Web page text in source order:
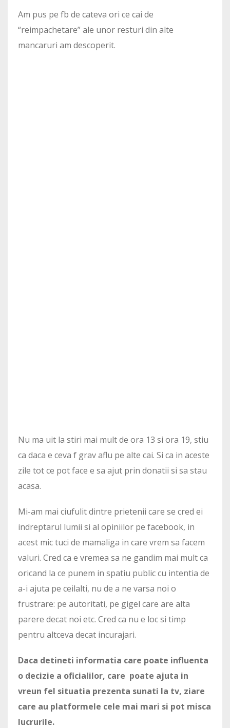
Am pus pe fb de cateva ori ce cai de
“reimpachetare” ale unor resturi din alte
mancaruri am descoperit.
Nu ma uit la stiri mai mult de ora 13 si ora 19, stiu
ca daca e ceva f grav aflu pe alte cai. Si ca in aceste
zile tot ce pot face e sa ajut prin donatii si sa stau
acasa.
Mi-am mai ciufulit dintre prietenii care se cred ei
indreptarul lumii si al opiniilor pe facebook, in
acest mic tuci de mamaliga in care vrem sa facem
valuri. Cred ca e vremea sa ne gandim mai mult ca
oricand la ce punem in spatiu public cu intentia de
a-i ajuta pe ceilalti, nu de a ne varsa noi o
frustrare: pe autoritati, pe gigel care are alta
parere decat noi etc. Cred ca nu e loc si timp
pentru altceva decat incurajari.
Daca detineti informatia care poate influenta
o decizie a oficialilor, care poate ajuta in
vreun fel situatia prezenta sunati la tv, ziare
care au platformele cele mai mari si pot misca
lucrurile.